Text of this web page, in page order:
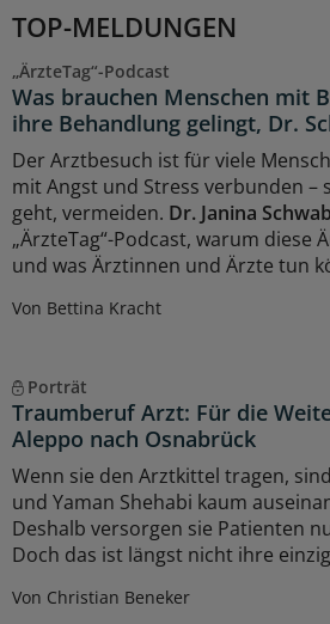
TOP-MELDUNGEN
„ÄrzteTag“-Podcast
Was brauchen Menschen mit
ihre Behandlung gelingt, Dr.
Der Arztbesuch ist für viele
mit Angst und Stress verbunden –
geht, vermeiden. Dr. Janina
„ÄrzteTag“-Podcast, warum diese
und was Ärztinnen und Ärzte tun
Von Bettina Kracht
Porträt
Traumberuf Arzt: Für die
Aleppo nach Osnabrück
Wenn sie den Arztkittel tragen,
und Yaman Shehabi kaum
Deshalb versorgen sie Patienten
Doch das ist längst nicht ihre
Von Christian Beneker